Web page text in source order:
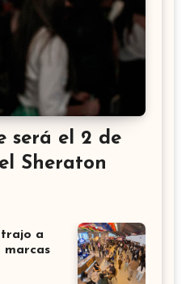
será el 2 de
Sheraton
a
marcas